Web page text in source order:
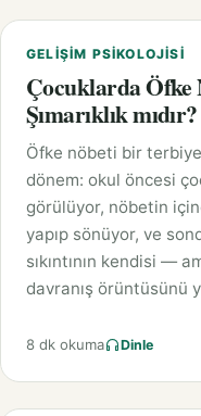
GELIŞIM PSIKOLOJISI
Çocuklarda
Şımarıklık mıdır?
Öfke nöbeti bir
dönem: okul öncesi
görülüyor, nöbetin
yapıp sönüyor, ve
sıkıntının kendisi —
davranış örüntüsünü
8 dk okuma Dinle